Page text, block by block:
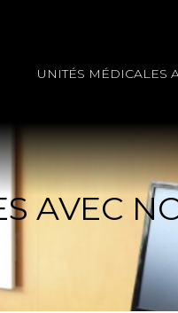
UNITÉS MÉDICALES
AVEC